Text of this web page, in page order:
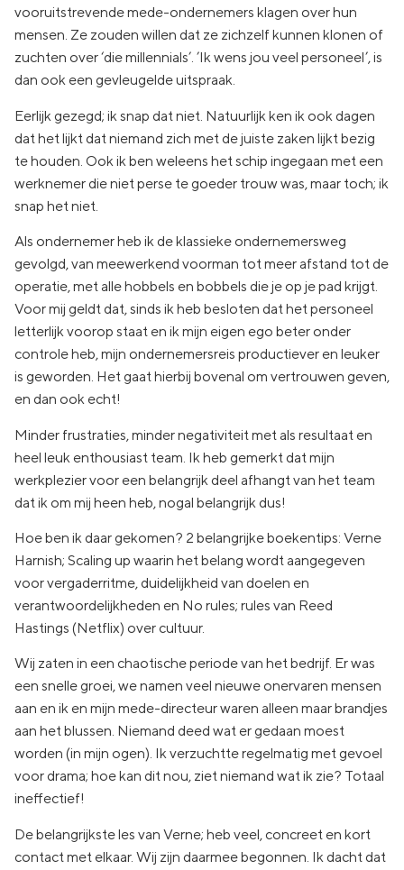
vooruitstrevende mede-ondernemers klagen over hun
mensen. Ze zouden willen dat ze zichzelf kunnen klonen of
zuchten over ‘die millennials’. ’Ik wens jou veel personeel’, is
dan ook een gevleugelde uitspraak.
Eerlijk gezegd; ik snap dat niet. Natuurlijk ken ik ook dagen
dat het lijkt dat niemand zich met de juiste zaken lijkt bezig
te houden. Ook ik ben weleens het schip ingegaan met een
werknemer die niet perse te goeder trouw was, maar toch; ik
snap het niet.
Als ondernemer heb ik de klassieke ondernemersweg
gevolgd, van meewerkend voorman tot meer afstand tot de
operatie, met alle hobbels en bobbels die je op je pad krijgt.
Voor mij geldt dat, sinds ik heb besloten dat het personeel
letterlijk voorop staat en ik mijn eigen ego beter onder
controle heb, mijn ondernemersreis productiever en leuker
is geworden. Het gaat hierbij bovenal om vertrouwen geven,
en dan ook echt!
Minder frustraties, minder negativiteit met als resultaat en
heel leuk enthousiast team. Ik heb gemerkt dat mijn
werkplezier voor een belangrijk deel afhangt van het team
dat ik om mij heen heb, nogal belangrijk dus!
Hoe ben ik daar gekomen? 2 belangrijke boekentips: Verne
Harnish; Scaling up waarin het belang wordt aangegeven
voor vergaderritme, duidelijkheid van doelen en
verantwoordelijkheden en No rules; rules van Reed
Hastings (Netflix) over cultuur.
Wij zaten in een chaotische periode van het bedrijf. Er was
een snelle groei, we namen veel nieuwe onervaren mensen
aan en ik en mijn mede-directeur waren alleen maar brandjes
aan het blussen. Niemand deed wat er gedaan moest
worden (in mijn ogen). Ik verzuchtte regelmatig met gevoel
voor drama; hoe kan dit nou, ziet niemand wat ik zie? Totaal
ineffectief!
De belangrijkste les van Verne; heb veel, concreet en kort
contact met elkaar. Wij zijn daarmee begonnen. Ik dacht dat